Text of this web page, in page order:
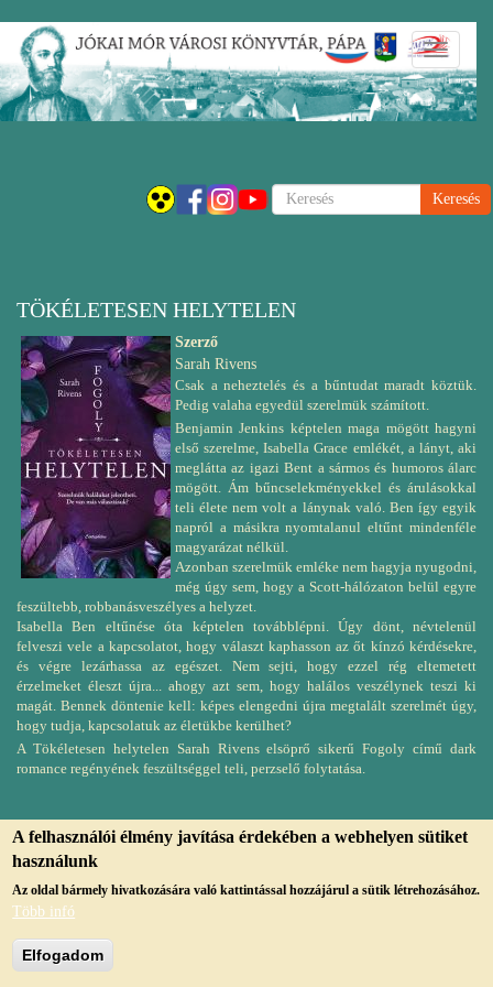
Ugrás
tartalomra
Keresés
TÖKÉLETESEN HELYTELEN
Szerző
Sarah Rivens
Csak a neheztelés és a bűntudat maradt köztük.
Pedig valaha egyedül szerelmük számított.
Benjamin Jenkins képtelen maga mögött hagyni
első szerelme, Isabella Grace emlékét, a lányt, aki
meglátta az igazi Bent a sármos és humoros álarc
mögött. Ám bűncselekményekkel és árulásokkal
teli élete nem volt a lánynak való. Ben így egyik
napról a másikra nyomtalanul eltűnt mindenféle
magyarázat nélkül.
Azonban szerelmük emléke nem hagyja nyugodni,
még úgy sem, hogy a Scott-hálózaton belül egyre
feszültebb, robbanásveszélyes a helyzet.
Isabella Ben eltűnése óta képtelen továbblépni. Úgy dönt, névtelenül
felveszi vele a kapcsolatot, hogy választ kaphasson az őt kínzó kérdésekre,
és végre lezárhassa az egészet. Nem sejti, hogy ezzel rég eltemetett
érzelmeket éleszt újra... ahogy azt sem, hogy halálos veszélynek teszi ki
magát. Bennek döntenie kell: képes elengedni újra megtalált szerelmét úgy,
hogy tudja, kapcsolatuk az életükbe kerülhet?
A Tökéletesen helytelen Sarah Rivens elsöprő sikerű Fogoly című dark
romance regényének feszültséggel teli, perzselő folytatása.
© Copyright, 2019, jmvk.papa.hu
A felhasználói élmény javítása érdekében a webhelyen sütiket
használunk
Az oldal bármely hivatkozására való kattintással hozzájárul a sütik létrehozásához.
Több infó
Elfogadom